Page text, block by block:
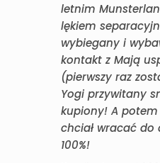
letnim
lękiem
wybiegany i
kontakt z Mają
(pierwszy raz
Yogi przywitany
kupiony! A potem
chciał wracać
100%!